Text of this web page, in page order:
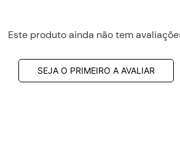
Este produto ainda não tem
SEJA O PRIMEIRO A AVALIAR